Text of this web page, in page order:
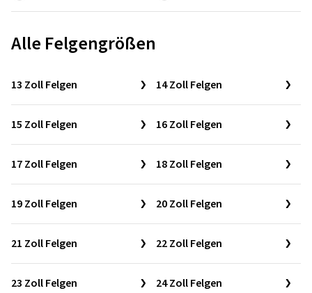
Alle Felgengrößen
13 Zoll Felgen 14 Zoll Felgen
15 Zoll Felgen 16 Zoll Felgen
17 Zoll Felgen 18 Zoll Felgen
19 Zoll Felgen 20 Zoll Felgen
21 Zoll Felgen 22 Zoll Felgen
23 Zoll Felgen 24 Zoll Felgen